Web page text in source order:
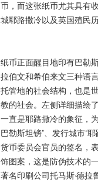
币，而这张纸币尤其具有
城耶路撒冷以及英国殖民
纸币正面醒目地印有巴勒
拉伯文和希伯来文三种语
托管地的社会结构，也是
教的社会。左侧详细描绘
一直是耶路撒冷的象征，
巴勒斯坦镑”、发行城市“
货币委员会官员的签名，
饰图案，这是防伪技术的
著名印刷公司托马斯·德